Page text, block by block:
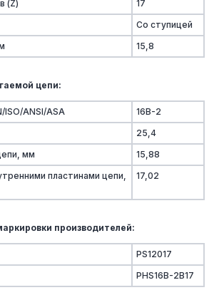
(Z)
17
Со ступицей
15,8
цепи:
ANSI/ASA
16B-2
25,4
мм
15,88
пластинами цепи,
17,02
производителей:
PS12017
PHS16B-2B17